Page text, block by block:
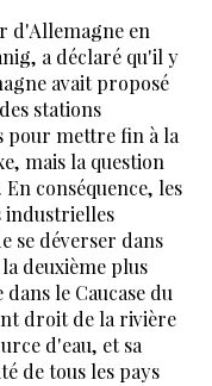
d'Allemagne en
a déclaré qu'il y
avait proposé
stations
pour mettre fin à la
mais la question
conséquence, les
industrielles
se déverser dans
deuxième plus
le Caucase du
droit de la rivière
d'eau, et sa
de tous les pays